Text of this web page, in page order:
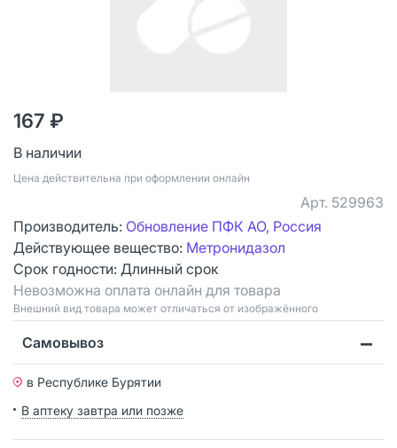
167 ₽
В наличии
Цена действительна при оформлении онлайн
Арт. 529963
Производитель: Обновление ПФК АО, Россия
Действующее вещество: Метронидазол
Срок годности: Длинный срок
Невозможна оплата онлайн для товара
Bнешний вид товара может отличаться от изображённого
Самовывоз
в Республике Бурятии
В аптеку завтра или позже